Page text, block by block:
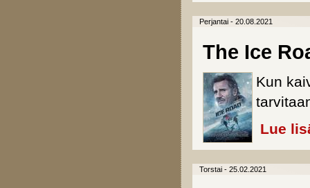
Perjantai - 20.08.2021
The Ice
Kun
Lue
Torstai - 25.02.2021